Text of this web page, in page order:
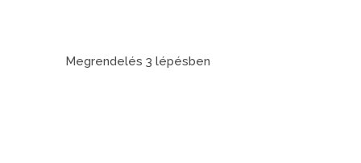
Megrendelés 3 lépésben